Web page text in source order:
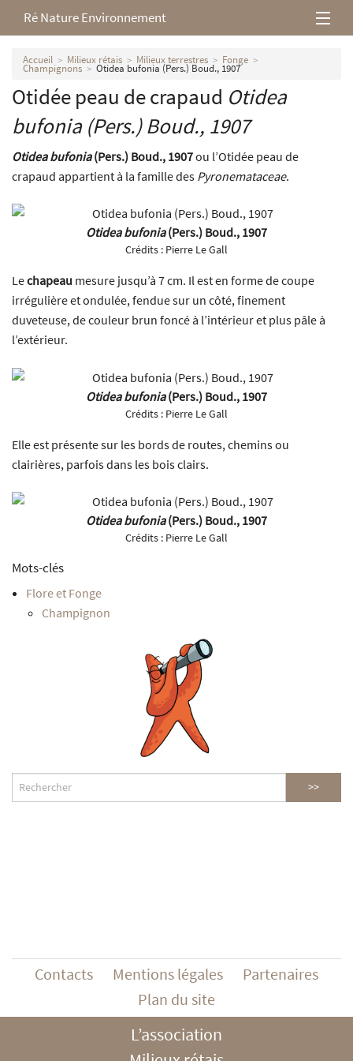
Ré Nature Environnement
L’association
Milieux rétais
Nos parutions
Accueil Milieux rétais Milieux terrestres Fonge
Champignons Otidea bufonia (Pers.) Boud., 1907
Otidée peau de crapaud Otidea
bufonia(Pers.) Boud., 1907
Otidea bufonia(Pers.) Boud., 1907ou l’Otidée peau de
crapaud appartient à la famille des Pyronemataceae.
Otidea bufonia(Pers.) Boud., 1907
Crédits : Pierre Le Gall
Lechapeau mesure jusqu’à 7 cm. Il est en forme de coupe
irrégulière et ondulée, fendue sur un côté, finement
duveteuse, de couleur brun foncé à l’intérieur et plus pâle à
l’extérieur.
Otidea bufonia(Pers.) Boud., 1907
Crédits : Pierre Le Gall
Elle est présente sur les bords de routes, chemins ou
clairières, parfois dans les bois clairs.
Otidea bufonia(Pers.) Boud., 1907
Crédits : Pierre Le Gall
Mots-clés
Flore et Fonge
Champignon
Contacts Mentions légales
Partenaires
Plan du site
L’association